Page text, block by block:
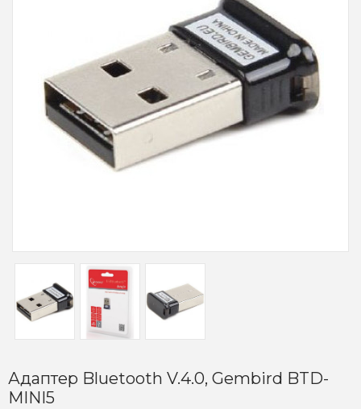
Адаптер Bluetooth V.4.0, Gembird BTD-
MINI5